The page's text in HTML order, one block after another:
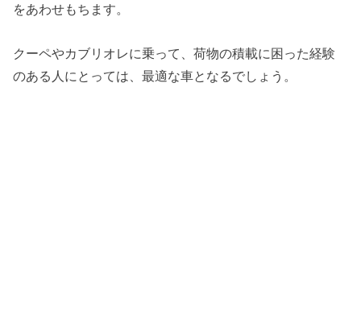
をあわせもちます。
クーペやカブリオレに乗って、荷物の積載に困った経験
のある人にとっては、最適な車となるでしょう。